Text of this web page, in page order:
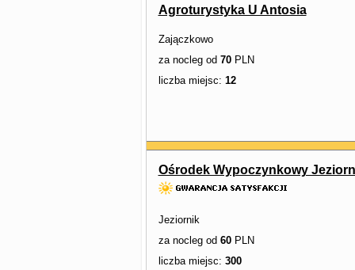
Agroturystyka U Antosia
Zajączkowo
za nocleg od 70PLN
liczba miejsc: 12
Ośrodek Wypoczynkowy
Jeziornik
za nocleg od 60PLN
liczba miejsc: 300